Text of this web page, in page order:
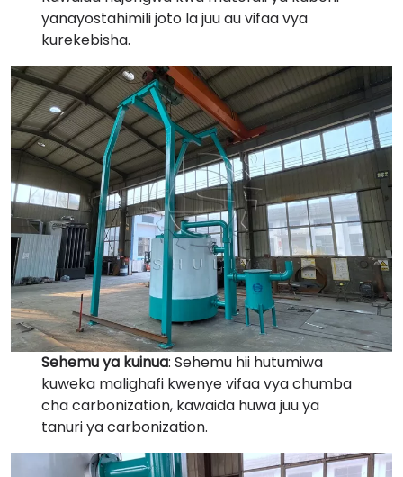
yanayostahimili joto la juu au vifaa vya
kurekebisha.
Sehemu ya kuinua: Sehemu hii hutumiwa
kuweka malighafi kwenye vifaa vya chumba
cha carbonization, kawaida huwa juu ya
tanuri ya carbonization.